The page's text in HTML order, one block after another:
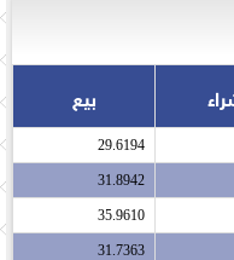
بيع
29.6194
31.8942
35.9610
31.7363